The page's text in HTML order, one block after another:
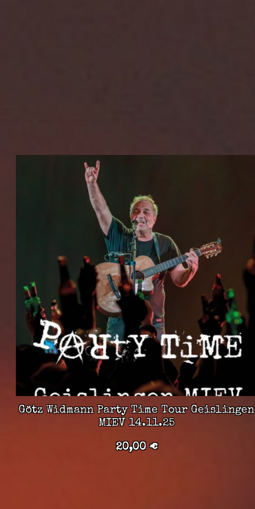
Götz Widmann Party Time Tour Geislingen
MIEV 14.11.25
20,00€